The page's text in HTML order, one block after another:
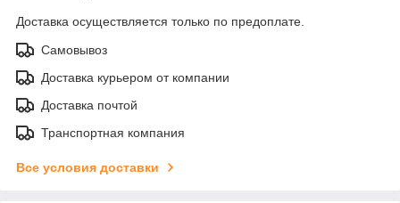
Доставка осуществляется только по предоплате.
Самовывоз
Доставка курьером от компании
Доставка почтой
Транспортная компания
Все условия доставки